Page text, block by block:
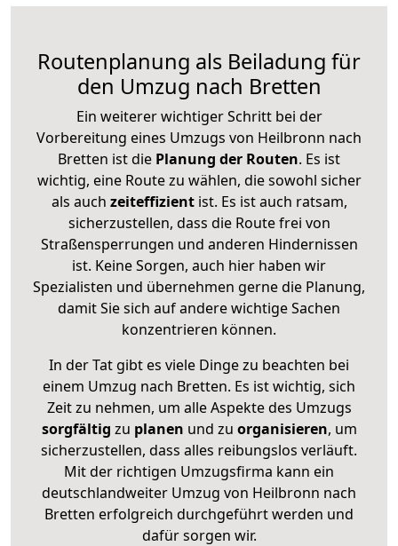
Routenplanung als Beiladung für
den Umzug nach Bretten
Ein weiterer wichtiger Schritt bei der
Vorbereitung eines Umzugs von Heilbronn nach
Bretten ist die Planung der Routen. Es ist
wichtig, eine Route zu wählen, die sowohl sicher
als auch zeiteffizientist. Es ist auch ratsam,
sicherzustellen, dass die Route frei von
Straßensperrungen und anderen Hindernissen
ist. Keine Sorgen, auch hier haben wir
Spezialisten und übernehmen gerne die Planung,
damit Sie sich auf andere wichtige Sachen
konzentrieren können.
In der Tat gibt es viele Dinge zu beachten bei
einem Umzug nach Bretten. Es ist wichtig, sich
Zeit zu nehmen, um alle Aspekte des Umzugs
sorgfältig zu planen und zu organisieren, um
sicherzustellen, dass alles reibungslos verläuft.
Mit der richtigen Umzugsfirma kann ein
deutschlandweiter Umzug von Heilbronn nach
Bretten erfolgreich durchgeführt werden und
dafür sorgen wir.